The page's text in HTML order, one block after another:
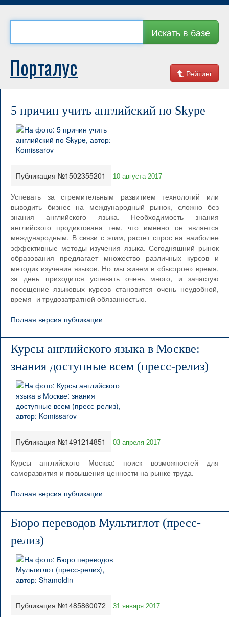
Искать в базе
Рейтинг
Порталус
5 причин учить английский по Skype
Публикация №1502355201 10 августа 2017
Успевать за стремительным развитием технологий или
выводить бизнес на международный рынок, сложно без
знания английского языка. Необходимость знания
английского продиктована тем, что именно он является
международным. В связи с этим, растет спрос на наиболее
эффективные методы изучения языка. Сегодняшний рынок
образования предлагает множество различных курсов и
методик изучения языков. Но мы живем в «быстрое» время,
за день приходится успевать очень много, и зачастую
посещение языковых курсов становится очень неудобной,
время- и трудозатратной обязанностью.
Полная версия публикации
Курсы английского языка в Москве:
знания доступные всем (пресс-релиз)
Публикация №1491214851 03 апреля 2017
Курсы английского Москва: поиск возможностей для
саморазвития и повышения ценности на рынке труда.
Полная версия публикации
Бюро переводов Мультиглот (пресс-
релиз)
Публикация №1485860072 31 января 2017